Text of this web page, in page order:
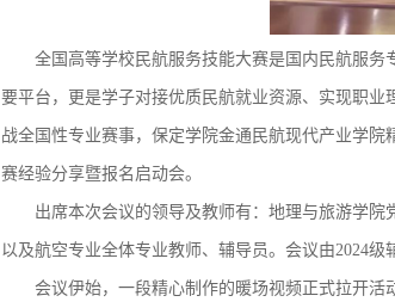
全国高等学校民航服务技能大赛是国内民航服
要平台，更是学子对接优质民航就业资源、实现职
战全国性专业赛事，保定学院金通民航现代产业学院
赛经验分享暨报名启动会。
出席本次会议的领导及教师有：地理与旅游学院
以及航空专业全体专业教师、辅导员。会议由2024级
会议伊始，一段精心制作的暖场视频正式拉开